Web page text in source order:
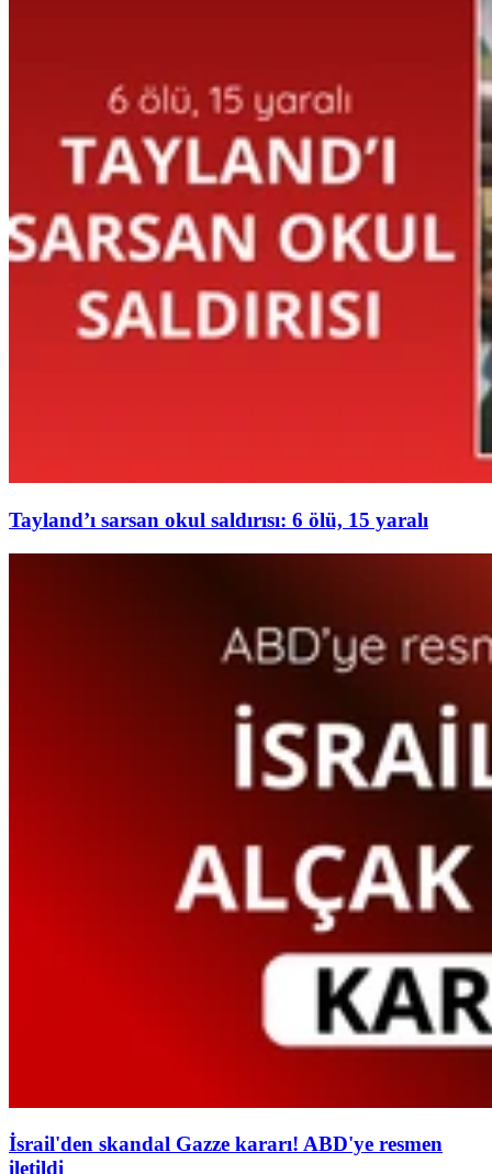
Tayland’ı sarsan okul saldırısı: 6 ölü, 15 yaralı
İsrail'den skandal Gazze kararı! ABD'ye resmen
iletildi